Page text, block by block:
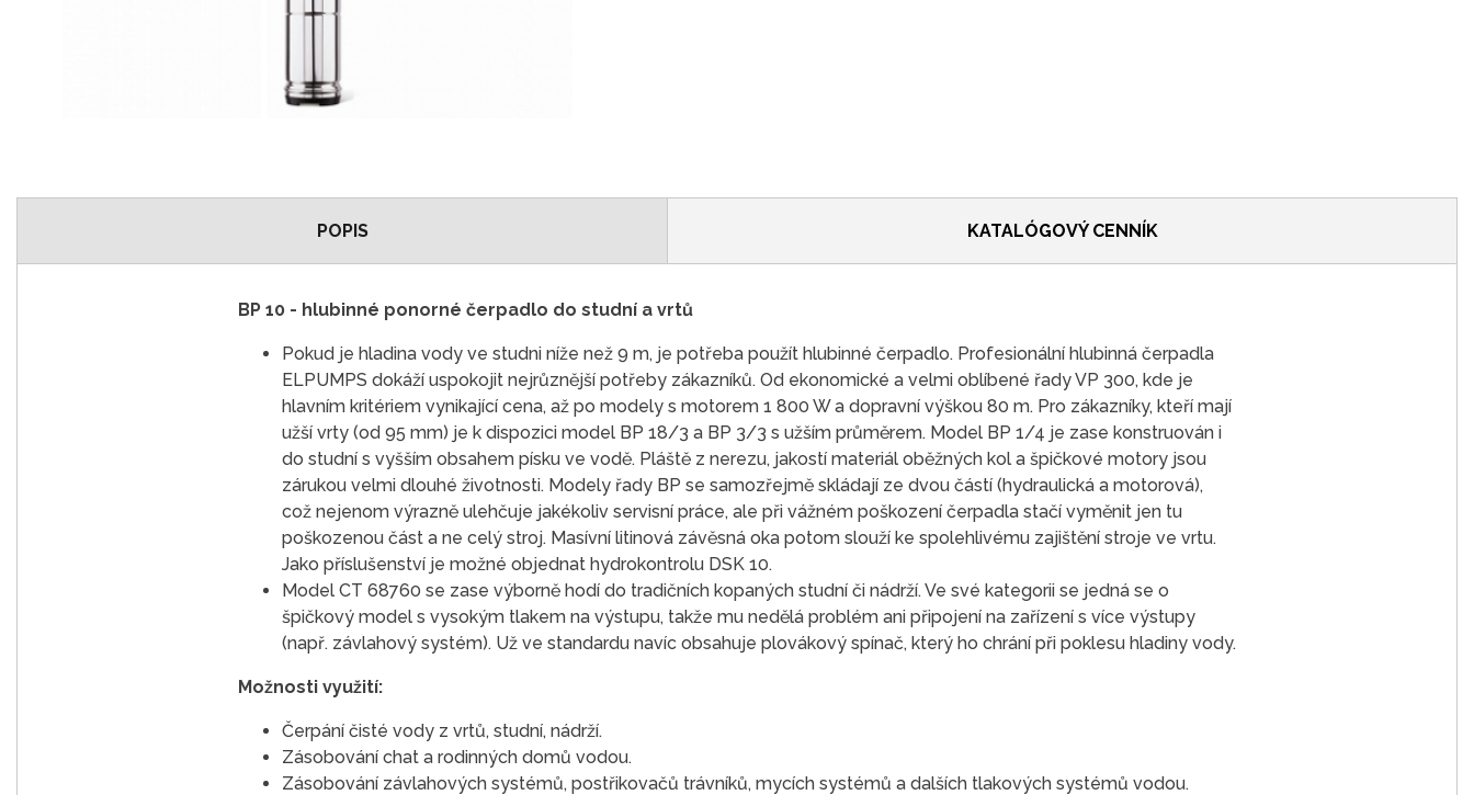
POPIS KATALÓGOVÝ CENNÍK
BP 10 - hlubinné ponorné čerpadlo do studní a vrtů
Pokud je hladina vody ve studni níže než 9 m, je potřeba použít hlubinné čerpadlo. Profesionální hlubinná čerpadla
ELPUMPS dokáží uspokojit nejrůznější potřeby zákazníků. Od ekonomické a velmi oblíbené řady VP 300, kde je
hlavním kritériem vynikající cena, až po modely s motorem 1 800 W a dopravní výškou 80 m. Pro zákazníky, kteří mají
užší vrty (od 95 mm) je k dispozici model BP 18/3 a BP 3/3 s užším průměrem. Model BP 1/4 je zase konstruován i
do studní s vyšším obsahem písku ve vodě. Pláště z nerezu, jakostí materiál oběžných kol a špičkové motory jsou
zárukou velmi dlouhé životnosti. Modely řady BP se samozřejmě skládají ze dvou částí (hydraulická a motorová),
což nejenom výrazně ulehčuje jakékoliv servisní práce, ale při vážném poškození čerpadla stačí vyměnit jen tu
poškozenou část a ne celý stroj. Masívní litinová závěsná oka potom slouží ke spolehlivému zajištění stroje ve vrtu.
Jako příslušenství je možné objednat hydrokontrolu DSK 10.
Model CT 68760 se zase výborně hodí do tradičních kopaných studní či nádrží. Ve své kategorii se jedná se o
špičkový model s vysokým tlakem na výstupu, takže mu nedělá problém ani připojení na zařízení s více výstupy
(např. závlahový systém). Už ve standardu navíc obsahuje plovákový spínač, který ho chrání při poklesu hladiny vody.
Možnosti využití:
Čerpání čisté vody z vrtů, studní, nádrží.
Zásobování chat a rodinných domů vodou.
Zásobování závlahových systémů, postřikovačů trávníků, mycích systémů a dalších tlakových systémů vodou.